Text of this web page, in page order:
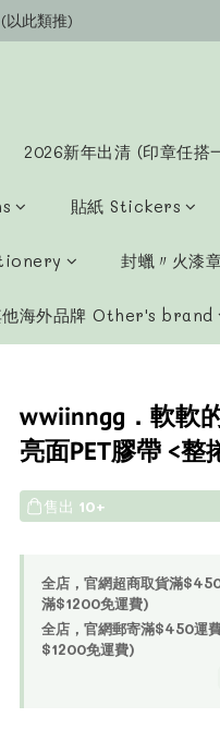
購物金$20!!!
以此類推)
$1600免運費!!
2026新年出清 (印章任
貼紙 Stickers
封蠟〃火漆
他海外品牌 Other's brand
wwiinngg．軟軟
亮面PET膠帶 <整
售出 10+
全店，官網超商取貨滿
滿$1200免運費)
全店，官網郵寄滿$450運
$1200免運費)